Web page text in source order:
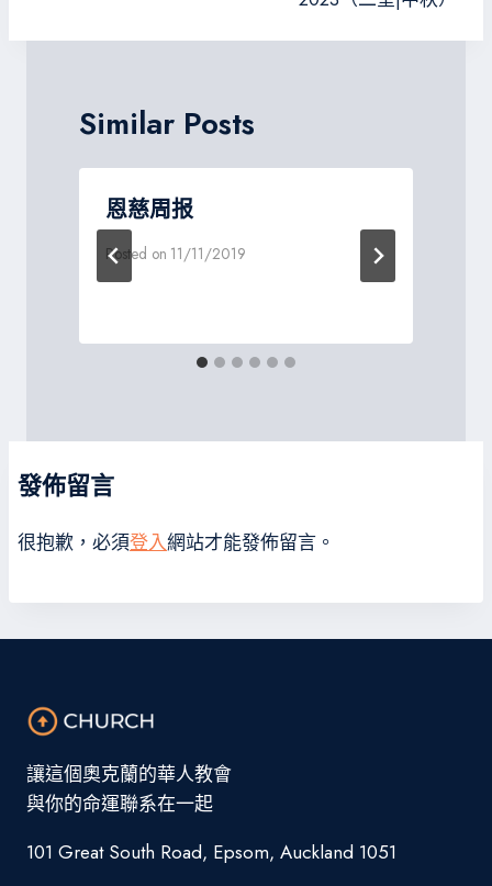
覽
Similar Posts
恩慈周报
Posted on 11/11/2019
發佈留言
很抱歉，必須登入網站才能發佈留言。
讓這個奧克蘭的華人教會
與你的命運聯系在一起
101 Great South Road, Epsom, Auckland 1051